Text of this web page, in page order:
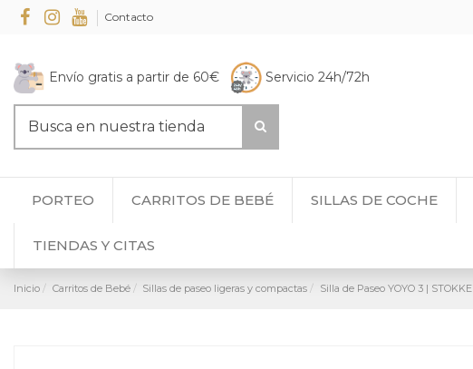
Contacto
Envío gratis a partir de 60€ Servicio 24h/72h
PORTEO CARRITOS DE BEBÉ SILLAS DE COCHE
TIENDAS Y CITAS
Inicio Carritos de Bebé Sillas de paseo ligeras y compactas Silla de Paseo YOYO 3 | STOKKE